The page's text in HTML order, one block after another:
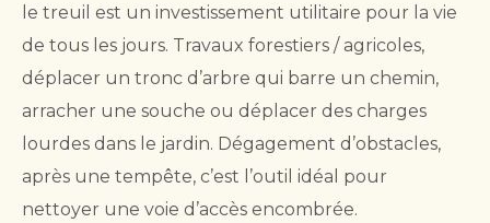
le treuil est un investissement utilitaire pour la vie
de tous les jours. Travaux forestiers / agricoles,
déplacer un tronc d’arbre qui barre un chemin,
arracher une souche ou déplacer des charges
lourdes dans le jardin. Dégagement d’obstacles,
après une tempête, c’est l’outil idéal pour
nettoyer une voie d’accès encombrée.